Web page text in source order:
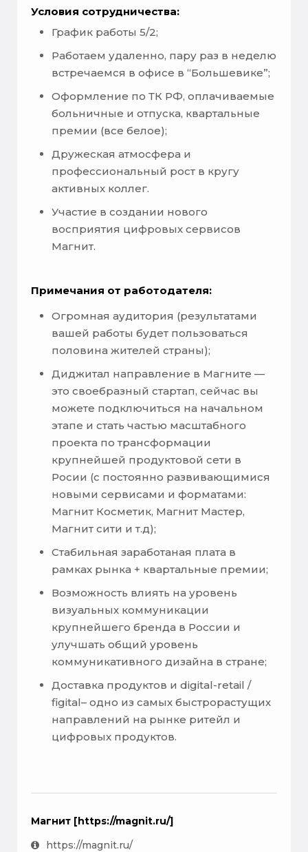
Условия сотрудничества:
График работы 5/2;
Работаем удаленно, пару раз в неделю
встречаемся в офисе в “Большевике”;
Оформление по ТК РФ, оплачиваемые
больничные и отпуска, квартальные
премии (все белое);
Дружеская атмосфера и
профессиональный рост в кругу
активных коллег.
Участие в создании нового
восприятия цифровых сервисов
Магнит.
Примечания от работодателя:
Огромная аудитория (результатами
вашей работы будет пользоваться
половина жителей страны);
Диджитал направление в Магните —
это своебразный стартап, сейчас вы
можете подключиться на начальном
этапе и стать частью масштабного
проекта по трансформации
крупнейшей продуктовой сети в
Росии (с постоянно развивающимися
новыми сервисами и форматами:
Магнит Косметик, Магнит Мастер,
Магнит сити и т.д);
Стабильная заработаная плата в
рамках рынка + квартальные премии;
Возможность влиять на уровень
визуальных коммуникации
крупнейшего бренда в России и
улучшать общий уровень
коммуникативного дизайна в стране;
Доставка продуктов и digital-retail /
figital– одно из самых быстрорастущих
направлений на рынке ритейл и
цифровых продуктов.
Магнит [https://magnit.ru/]
https://magnit.ru/